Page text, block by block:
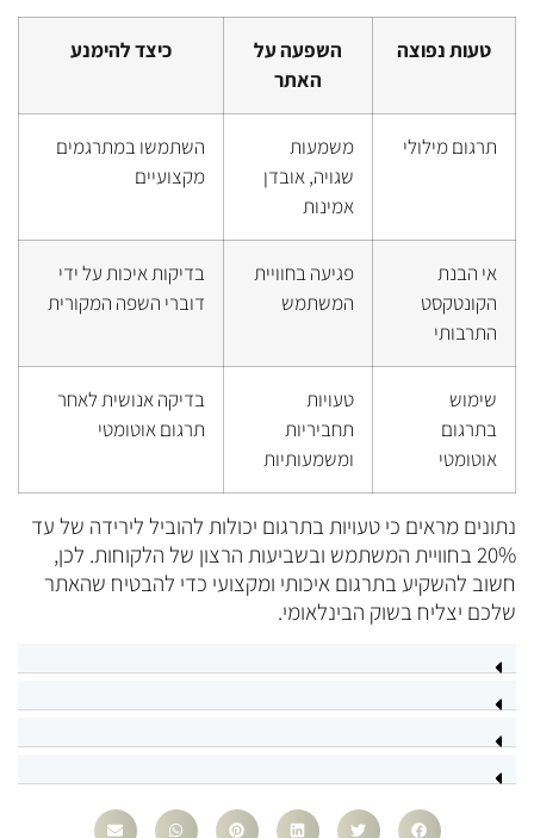
טעות נפוצה
השפעה על
האתר
כיצד להימנע
תרגום מילולי
משמעות
שגויה, אובדן
אמינות
השתמשו במתרגמים
מקצועיים
אי הבנת
הקונטקסט
התרבותי
פגיעה בחוויית
המשתמש
בדיקות איכות על ידי
דוברי השפה המקורית
שימוש
בתרגום
אוטומטי
טעויות
תחביריות
ומשמעותיות
בדיקה אנושית לאחר
תרגום אוטומטי
נתונים מראים כי טעויות בתרגום יכולות להוביל לירידה של עד
20% בחוויית המשתמש ובשביעות הרצון של הלקוחות. לכן,
חשוב להשקיע בתרגום איכותי ומקצועי כדי להבטיח שהאתר
שלכם יצליח בשוק הבינלאומי.